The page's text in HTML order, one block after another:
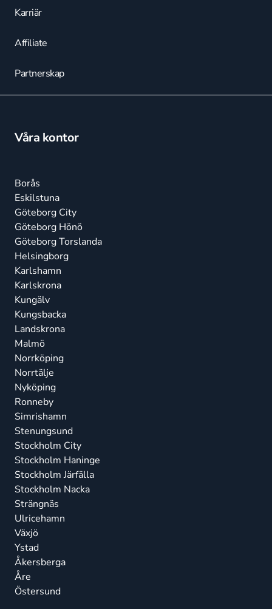
Karriär
Affiliate
Partnerskap
Våra kontor
Borås
Eskilstuna
Göteborg City
Göteborg Hönö
Göteborg Torslanda
Helsingborg
Karlshamn
Karlskrona
Kungälv
Kungsbacka
Landskrona
Malmö
Norrköping
Norrtälje
Nyköping
Ronneby
Simrishamn
Stenungsund
Stockholm City
Stockholm Haninge
Stockholm Järfälla
Stockholm Nacka
Strängnäs
Ulricehamn
Växjö
Ystad
Åkersberga
Åre
Östersund